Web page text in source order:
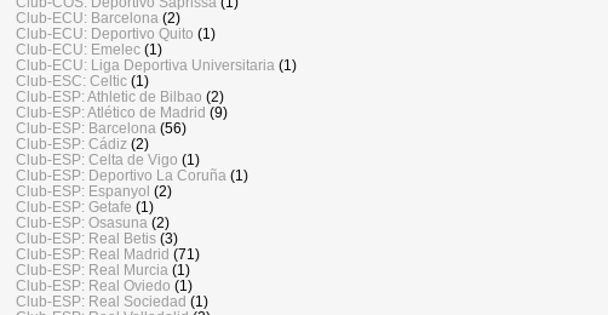
Club-ECU: Barcelona (2)
Club-ECU: Deportivo Quito (1)
Club-ECU: Emelec (1)
Club-ECU: Liga Deportiva Universitaria (1)
Club-ESC: Celtic (1)
Club-ESP: Athletic de Bilbao (2)
Club-ESP: Atlético de Madrid (9)
Club-ESP: Barcelona (56)
Club-ESP: Cádiz (2)
Club-ESP: Celta de Vigo (1)
Club-ESP: Deportivo La Coruña (1)
Club-ESP: Espanyol (2)
Club-ESP: Getafe (1)
Club-ESP: Osasuna (2)
Club-ESP: Real Betis (3)
Club-ESP: Real Madrid (71)
Club-ESP: Real Murcia (1)
Club-ESP: Real Oviedo (1)
Club-ESP: Real Sociedad (1)